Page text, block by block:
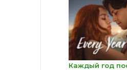
Каждый год